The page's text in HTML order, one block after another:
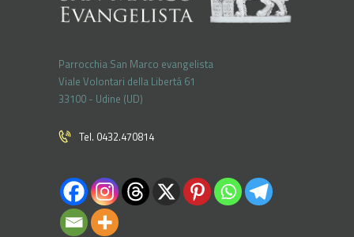
Parrocchia San Marco evangelista
Viale Volontari della Libertá 61
33100 - Udine (UD)
Tel. 0432.470814